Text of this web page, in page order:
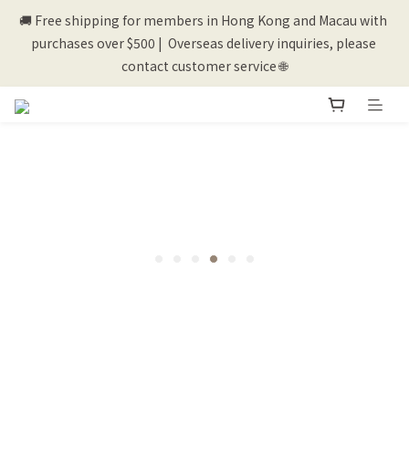
💰New registered members will get 50 shopping credits💰
🚚 Free shipping for members in Hong Kong and Macau with
purchases over $500 |  Overseas delivery inquiries, please
contact customer service 🌐